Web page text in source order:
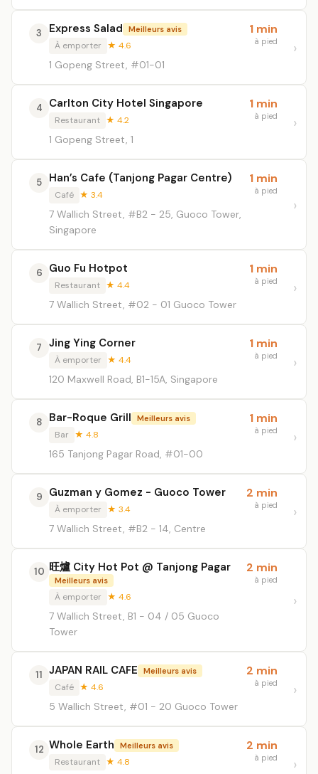
3 Express Salad Meilleurs avis
À emporter ★ 4.6
1 Gopeng Street, #01-01
1 min
à pied
4 Carlton City Hotel Singapore
Restaurant ★ 4.2
1 Gopeng Street, 1
1 min
à pied
5 Han’s Cafe (Tanjong Pagar Centre)
Café ★ 3.4
7 Wallich Street, #B2 - 25, Guoco Tower,
Singapore
1 min
à pied
6 Guo Fu Hotpot
Restaurant ★ 4.4
7 Wallich Street, #02 - 01 Guoco Tower
1 min
à pied
7 Jing Ying Corner
À emporter ★ 4.4
120 Maxwell Road, B1-15A, Singapore
1 min
à pied
8 Bar-Roque Grill Meilleurs avis
Bar ★ 4.8
165 Tanjong Pagar Road, #01-00
1 min
à pied
9 Guzman y Gomez - Guoco Tower
À emporter ★ 3.4
7 Wallich Street, #B2 - 14, Centre
2 min
à pied
10 旺爐 City Hot Pot @ Tanjong Pagar
Meilleurs avis
À emporter ★ 4.6
7 Wallich Street, B1 - 04 / 05 Guoco
Tower
2 min
à pied
11 JAPAN RAIL CAFE Meilleurs avis
Café ★ 4.6
5 Wallich Street, #01 - 20 Guoco Tower
2 min
à pied
12 Whole Earth Meilleurs avis
Restaurant ★ 4.8
2 min
à pied